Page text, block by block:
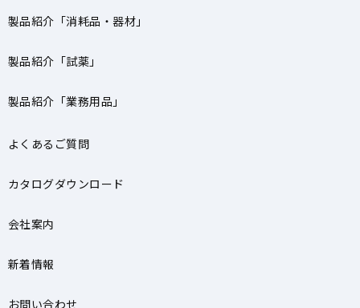
製品紹介「消耗品・器材」
製品紹介「試薬」
製品紹介「業務用品」
よくあるご質問
カタログダウンロード
会社案内
新着情報
お問い合わせ